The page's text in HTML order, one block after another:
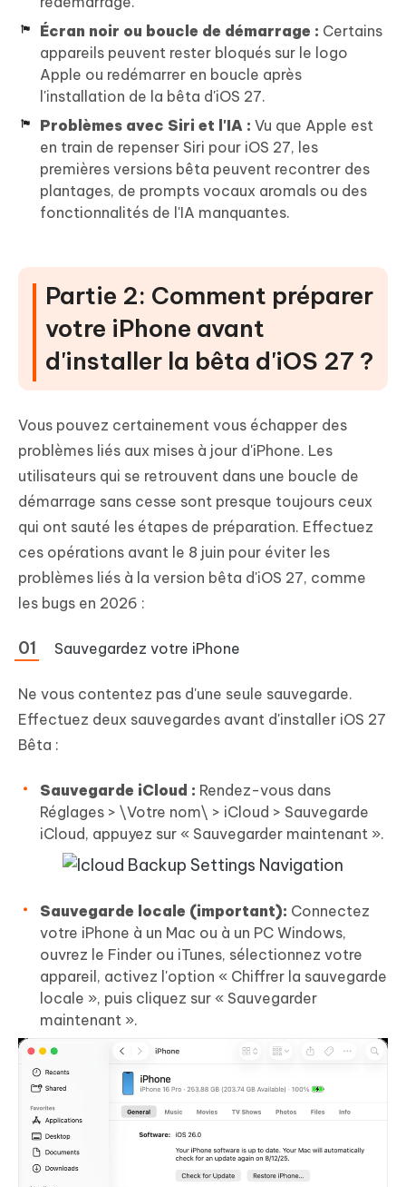
Écran noir ou boucle de démarrage : Certains
appareils peuvent rester bloqués sur le logo
Apple ou redémarrer en boucle après
l'installation de la bêta d'iOS 27.
Problèmes avec Siri et l'IA : Vu que Apple est
en train de repenser Siri pour iOS 27, les
premières versions bêta peuvent recontrer des
plantages, de prompts vocaux aromals ou des
fonctionnalités de l'IA manquantes.
Partie 2: Comment préparer
votre iPhone avant
d'installer la bêta d'iOS 27 ?
Vous pouvez certainement vous échapper des
problèmes liés aux mises à jour d'iPhone. Les
utilisateurs qui se retrouvent dans une boucle de
démarrage sans cesse sont presque toujours ceux
qui ont sauté les étapes de préparation. Effectuez
ces opérations avant le 8 juin pour éviter les
problèmes liés à la version bêta d'iOS 27, comme
les bugs en 2026 :
Sauvegardez votre iPhone
Ne vous contentez pas d'une seule sauvegarde.
Effectuez deux sauvegardes avant d'installer iOS 27
Bêta :
Sauvegarde iCloud : Rendez-vous dans
Réglages > \Votre nom\ > iCloud > Sauvegarde
iCloud, appuyez sur « Sauvegarder maintenant ».
Sauvegarde locale (important): Connectez
votre iPhone à un Mac ou à un PC Windows,
ouvrez le Finder ou iTunes, sélectionnez votre
appareil, activez l'option « Chiffrer la sauvegarde
locale », puis cliquez sur « Sauvegarder
maintenant ».